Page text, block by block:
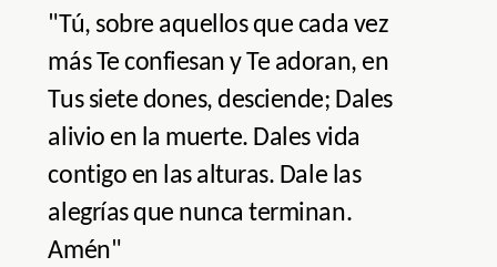
"Tú, sobre aquellos que cada vez
más Te confiesan y Te adoran, en
Tus siete dones, desciende; Dales
alivio en la muerte. Dales vida
contigo en las alturas. Dale las
alegrías que nunca terminan.
Amén"